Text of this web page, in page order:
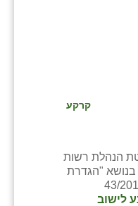
קרקע
החלטת הנהלת רשות
מקרקעי ישראל (רמ"י) מס' 4134 בנושא "הגדרת
לישוב